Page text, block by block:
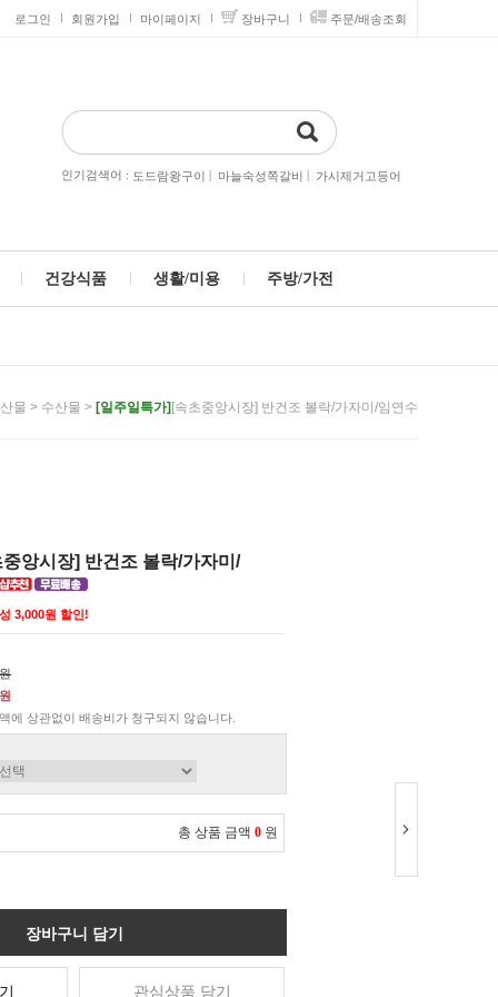
로그인 회원가입 마이페이지 장바구니 주문/배송조회
인기검색어 : 도드람왕구이 | 마늘숙성쪽갈비 | 가시제거고등어
건강식품 생활/미용 주방/가전
물 > 수산물 > [일주일특가] [속초중앙시장] 반건조 볼락/가자미/임연수
앙시장] 반건조 볼락/가자미/
3,000원 할인!
에 상관없이 배송비가 청구되지 않습니다.
총 상품 금액 0 원
장바구니 담기
관심상품 담기